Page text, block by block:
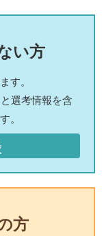
い方
す。
選考情報を含
。
方